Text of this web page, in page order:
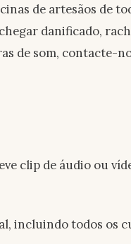
de artesãos de
danificado,
de som, contacte-
clip de áudio ou
incluindo todos os